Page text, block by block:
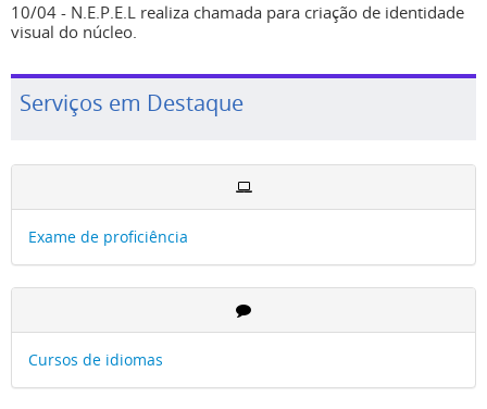
10/04 - N.E.P.E.L realiza chamada para criação de identidade
visual do núcleo.
Serviços em Destaque
Exame de proficiência
Cursos de idiomas